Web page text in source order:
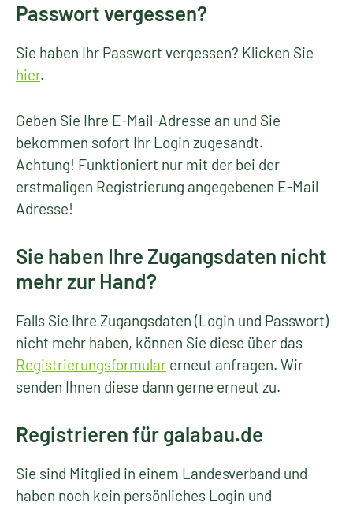
Passwort vergessen?
Sie haben Ihr Passwort vergessen? Klicken Sie
hier.
Geben Sie Ihre E-Mail-Adresse an und Sie
bekommen sofort Ihr Login zugesandt.
Achtung! Funktioniert nur mit der bei der
erstmaligen Registrierung angegebenen E-Mail
Adresse!
Sie haben Ihre Zugangsdaten nicht
mehr zur Hand?
Falls Sie Ihre Zugangsdaten (Login und Passwort)
nicht mehr haben, können Sie diese über das
Registrierungsformular erneut anfragen. Wir
senden Ihnen diese dann gerne erneut zu.
Registrieren für galabau.de
Sie sind Mitglied in einem Landesverband und
haben noch kein persönliches Login und